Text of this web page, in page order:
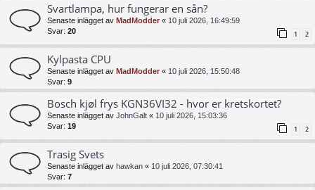
Svartlampa, hur fungerar en sån?
Senaste inlägget av MadModder « 10 juli 2026, 16:49:59
Svar: 20 1 2
Kylpasta CPU
Senaste inlägget av MadModder « 10 juli 2026, 15:50:48
Svar: 9
Bosch kjøl frys KGN36VI32 - hvor er kretskortet?
Senaste inlägget av JohnGalt « 10 juli 2026, 15:03:36
Svar: 19 1 2
Trasig Svets
Senaste inlägget av hawkan « 10 juli 2026, 07:30:41
Svar: 7